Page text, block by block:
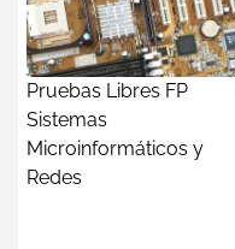
Pruebas Libres FP
Sistemas
Microinformáticos y
Redes